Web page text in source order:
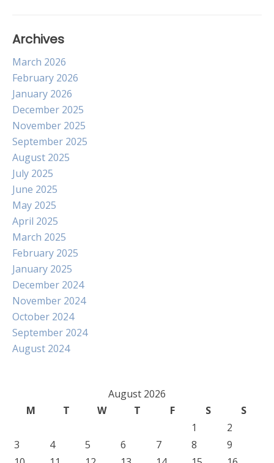
Archives
March 2026
February 2026
January 2026
December 2025
November 2025
September 2025
August 2025
July 2025
June 2025
May 2025
April 2025
March 2025
February 2025
January 2025
December 2024
November 2024
October 2024
September 2024
August 2024
August 2026
M
T W T F S
S
1
2
3
4 5 6 7 8
9